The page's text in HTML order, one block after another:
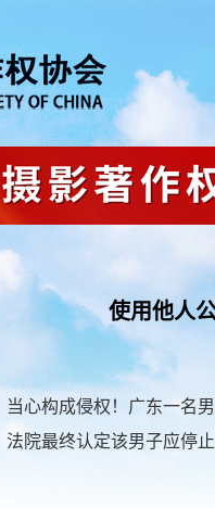
使用他人
心构成侵权！广东一名
院最终认定该男子应停